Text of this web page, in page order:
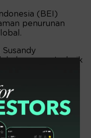
(BEI)
penurunan
Susandy
yang terbaik